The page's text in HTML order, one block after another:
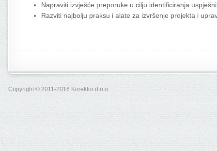
Napraviti izvješće preporuke u cilju identificiranja
Razviti najbolju praksu i alate za izvršenje projekta i
Copyright © 2011-2016 Korektor d.o.o.